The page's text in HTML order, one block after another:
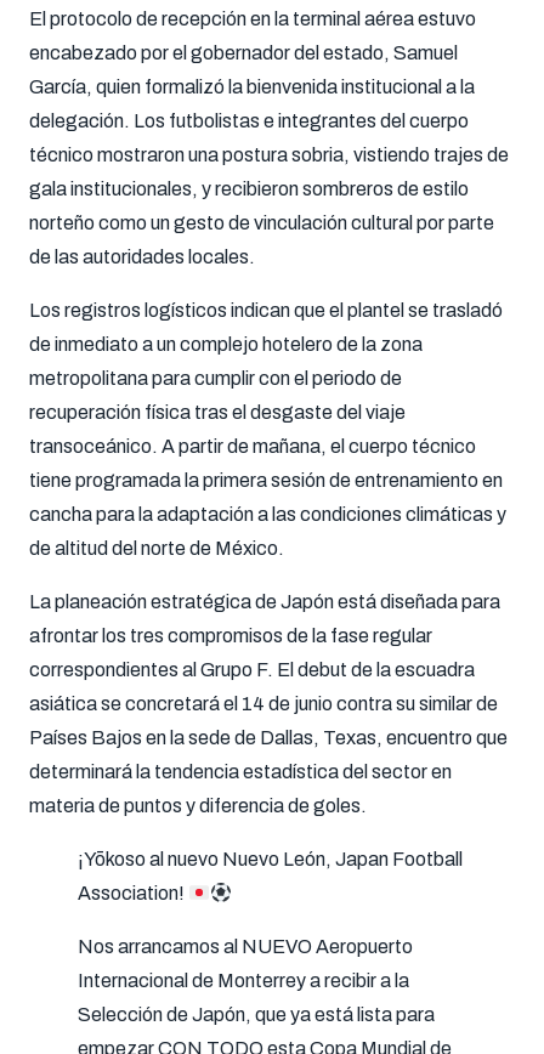
El protocolo de recepción en la terminal aérea estuvo
encabezado por el gobernador del estado, Samuel
García, quien formalizó la bienvenida institucional a la
delegación. Los futbolistas e integrantes del cuerpo
técnico mostraron una postura sobria, vistiendo trajes de
gala institucionales, y recibieron sombreros de estilo
norteño como un gesto de vinculación cultural por parte
de las autoridades locales.
Los registros logísticos indican que el plantel se trasladó
de inmediato a un complejo hotelero de la zona
metropolitana para cumplir con el periodo de
recuperación física tras el desgaste del viaje
transoceánico. A partir de mañana, el cuerpo técnico
tiene programada la primera sesión de entrenamiento en
cancha para la adaptación a las condiciones climáticas y
de altitud del norte de México.
La planeación estratégica de Japón está diseñada para
afrontar los tres compromisos de la fase regular
correspondientes al Grupo F. El debut de la escuadra
asiática se concretará el 14 de junio contra su similar de
Países Bajos en la sede de Dallas, Texas, encuentro que
determinará la tendencia estadística del sector en
materia de puntos y diferencia de goles.
¡Yōkoso al nuevo Nuevo León, Japan Football
Association!
Nos arrancamos al NUEVO Aeropuerto
Internacional de Monterrey a recibir a la
Selección de Japón, que ya está lista para
empezar CON TODO esta Copa Mundial de